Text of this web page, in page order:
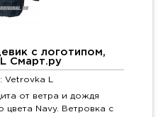
с логотипом,
Смарт.ру
Vetrovka L
от ветра и дождя
цвета Navy. Ветровка с